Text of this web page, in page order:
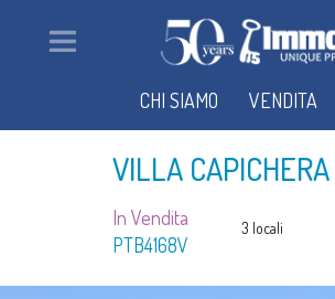
VILLA CAPICHERA
In Vendita
PTB4168V
3 locali
CHI SIAMO VENDITA